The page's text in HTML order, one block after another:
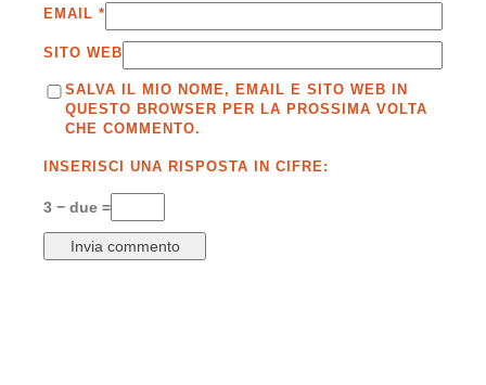
EMAIL *
SITO WEB
SALVA IL MIO NOME, EMAIL E SITO WEB IN
QUESTO BROWSER PER LA PROSSIMA VOLTA
CHE COMMENTO.
INSERISCI UNA RISPOSTA IN CIFRE:
3 − due =